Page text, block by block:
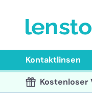
Kontaktlinsen
Kostenloser